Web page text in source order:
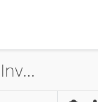
Sociedad Minera Cerro Verde S.A.A., Proyecto de Lixivacion de Cerro Verde, Investment Promotion Agreement, 1998